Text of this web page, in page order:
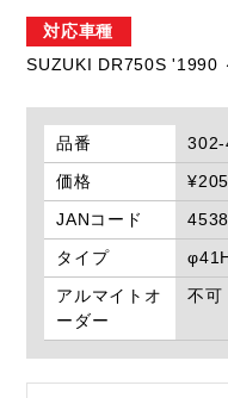
対応車種
SUZUKI DR750S '1990
品番
価格
JANコード
タイプ
アルマイトオ
ーダー
不可